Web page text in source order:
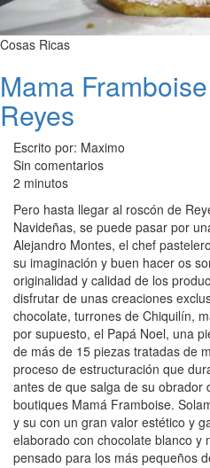
Cosas Ricas
Mama
Reyes
Escrito por: Maximo
Sin comentarios
2 minutos
Pero hasta llegar al roscón de
Navideñas, se puede pasar por
Alejandro Montes, el chef
su imaginación y buen hacer os
originalidad y calidad de los
disfrutar de unas creaciones
chocolate, turrones de Chiquilín,
por supuesto, el Papá Noel, una
de más de 15 piezas tratadas de
proceso de estructuración que
antes de que salga de su obrador
boutiques Mamá Framboise.
y su con un gran valor estético y
elaborado con chocolate blanco y
pensado para los más pequeños